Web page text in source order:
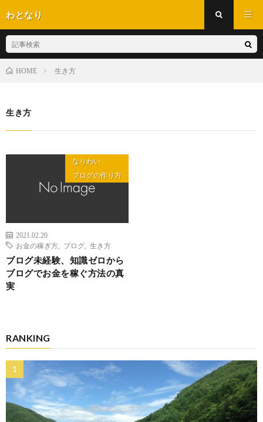
わとなり
HOME 生き方
生き方
なりわい
ブログの作り方
2021.02.20
お金の稼ぎ方
ブログ 生き方
ブログ未経験、知識ゼロから
ブログでお金を稼ぐ方法の真
実
RANKING